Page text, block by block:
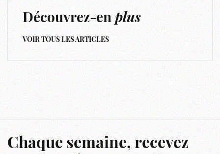
Découvrez-enplus
VOIR TOUS LES ARTICLES
Chaque semaine, recevez